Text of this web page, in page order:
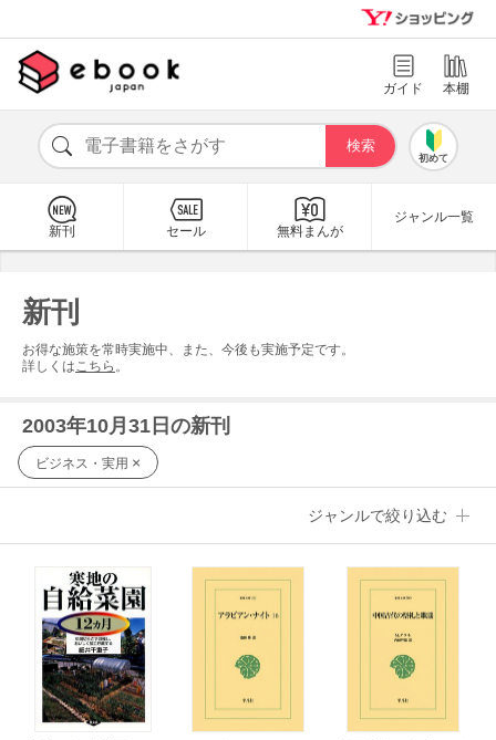
ガイド 本棚
初めて
新刊 セール 無料まんが
ジャンル一覧
新刊
お得な施策を常時実施中、また、今後も実施予定です。
詳しくはこちら 。
2003年10月31日の新刊
ビジネス・実用 ×
ジャンルで絞り込む